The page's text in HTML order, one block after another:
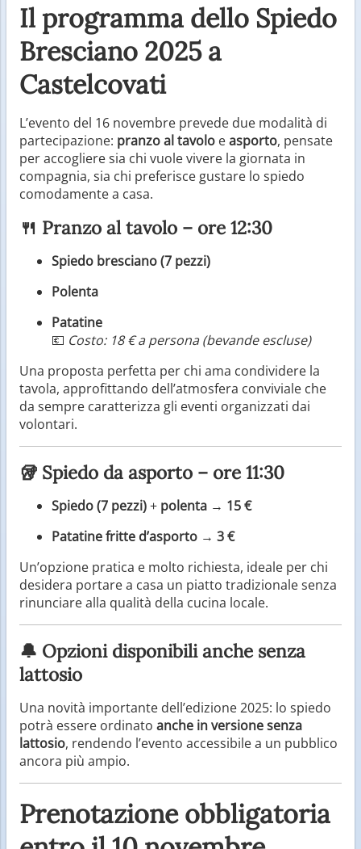
Il programma dello Spiedo
Bresciano 2025 a
Castelcovati
L’evento del 16 novembre prevede due modalità di
partecipazione: pranzo al tavolo easporto, pensate
per accogliere sia chi vuole vivere la giornata in
compagnia, sia chi preferisce gustare lo spiedo
comodamente a casa.
🍴 Pranzo al tavolo – ore 12:30
Spiedo bresciano (7 pezzi)
Polenta
Patatine
💶 Costo: 18 € a persona (bevande escluse)
Una proposta perfetta per chi ama condividere la
tavola, approfittando dell’atmosfera conviviale che
da sempre caratterizza gli eventi organizzati dai
volontari.
🥡 Spiedo da asporto – ore 11:30
Spiedo (7 pezzi)+ polenta → 15 €
Patatine fritte d’asporto → 3 €
Un’opzione pratica e molto richiesta, ideale per chi
desidera portare a casa un piatto tradizionale senza
rinunciare alla qualità della cucina locale.
🔔 Opzioni disponibili anche senza
lattosio
Una novità importante dell’edizione 2025: lo spiedo
potrà essere ordinato anche in versione senza
lattosio, rendendo l’evento accessibile a un pubblico
ancora più ampio.
Prenotazione obbligatoria